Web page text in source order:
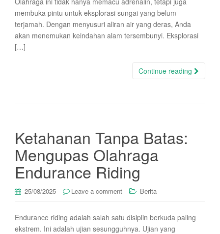
membuka pintu untuk eksplorasi sungai yang belum
terjamah. Dengan menyusuri aliran air yang deras, Anda
akan menemukan keindahan alam tersembunyi. Eksplorasi
[…]
Continue reading
Ketahanan Tanpa Batas:
Mengupas Olahraga
Endurance Riding
25/08/2025 Leave a comment Berita
Endurance riding adalah salah satu disiplin berkuda paling
ekstrem. Ini adalah ujian sesungguhnya. Ujian yang